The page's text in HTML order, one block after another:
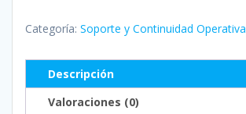
para
Matrice
400
(Uso
Categoría: Soporte y Continuidad Operativa
Descripción
Valoraciones (0)